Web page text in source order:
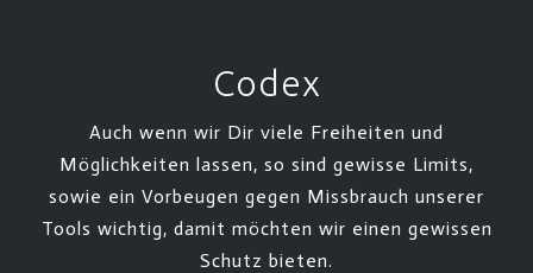
Codex
Auch wenn wir Dir viele Freiheiten und
Möglichkeiten lassen, so sind gewisse Limits,
sowie ein Vorbeugen gegen Missbrauch unserer
Tools wichtig, damit möchten wir einen gewissen
Schutz bieten.